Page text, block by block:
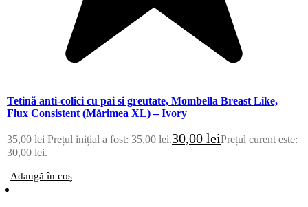
Tetină anti-colici cu pai si greutate, Mombella Breast Like,
Flux Consistent (Mărimea XL) – Ivory
35,00lei Prețul inițial a fost: 35,00 lei.30,00 leiPrețul curent este:
30,00 lei.
Adaugă în coș